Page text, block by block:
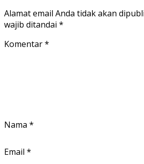
Alamat email Anda tidak akan
wajib ditandai *
Komentar*
Nama *
Email *